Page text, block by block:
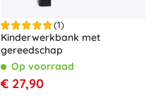
(1)
Kinderwerkbank met
gereedschap
Op voorraad
€ 27,90